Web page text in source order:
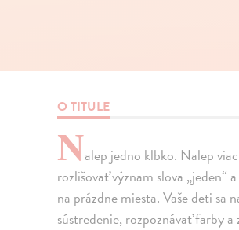
O TITULE
Nalep jedno klbko. Nalep
rozlišovať význam slova
na prázdne miesta. Vaše deti sa
sústredenie, rozpoznávať farby